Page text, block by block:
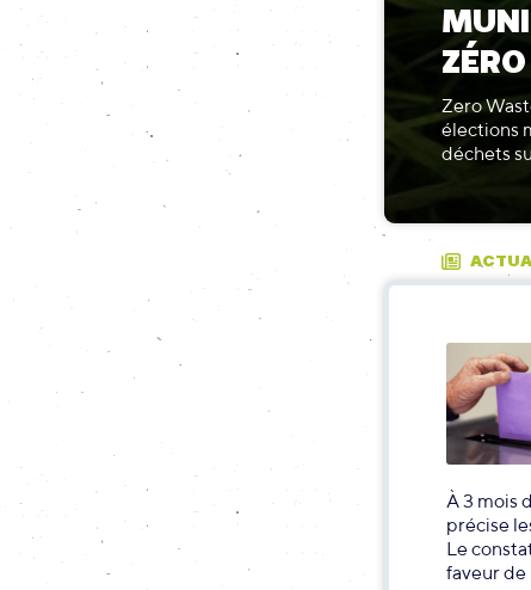
Zero
élections
déchets
À 3 mois
précise
Le
faveur de